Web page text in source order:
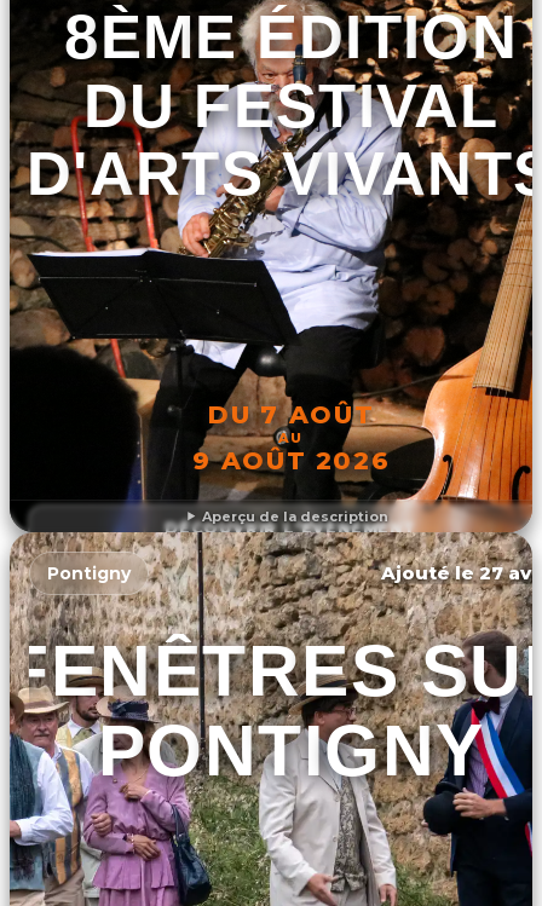
Aperçu de la description
8ÈME ÉDITION
DU FESTIVAL
D'ARTS
DU 7 AOÛT
AU
9 AOÛT 2026
DÉCOUVRIR L'ÉVÉNEMENT
Pontigny Ajouté le 27
FENÊTRES
PONTIGNY